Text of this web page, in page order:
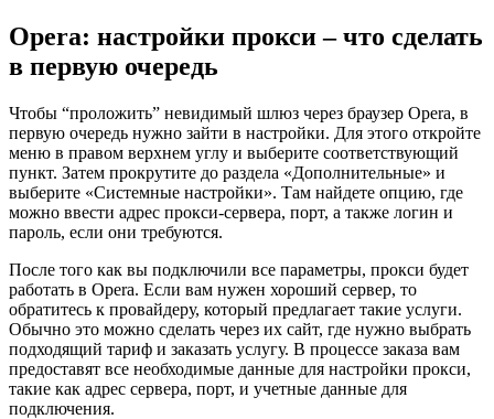
Opera: настройки прокси– что сделать
в первую очередь
Чтобы “проложить” невидимый шлюз через браузер Opera, в
первую очередь нужно зайти в настройки. Для этого откройте
меню в правом верхнем углу и выберите соответствующий
пункт. Затем прокрутите до раздела «Дополнительные» и
выберите «Системные настройки». Там найдете опцию, где
можно ввести адрес прокси-сервера, порт, а также логин и
пароль, если они требуются.
После того как вы подключили все параметры, прокси будет
работать в Opera. Если вам нужен хороший сервер, то
обратитесь к провайдеру, который предлагает такие услуги.
Обычно это можно сделать через их сайт, где нужно выбрать
подходящий тариф и заказать услугу. В процессе заказа вам
предоставят все необходимые данные для настройки прокси,
такие как адрес сервера, порт, и учетные данные для
подключения.